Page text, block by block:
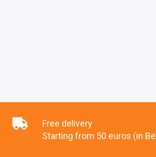
Free delivery
Starting from 50 euros (in